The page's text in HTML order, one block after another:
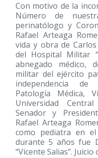
Con motivo de la
Número de
perinatólogo y
Rafael Arteaga
vida y obra de
del Hospital Militar
abnegado médico,
militar del ejército
independencia
Patología Médica,
Universidad
Senador y
Rafael Arteaga
como pediatra en el
durante 5 años fue
“Vicente Salias”.